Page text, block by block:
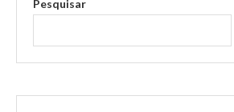
Pesquisar